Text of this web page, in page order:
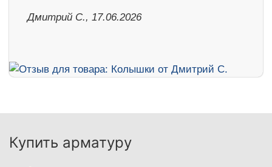
Дмитрий С., 17.06.2026
Купить арматуру